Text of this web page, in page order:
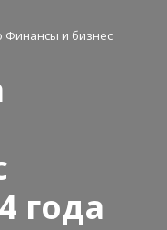
Финансы и бизнес
года